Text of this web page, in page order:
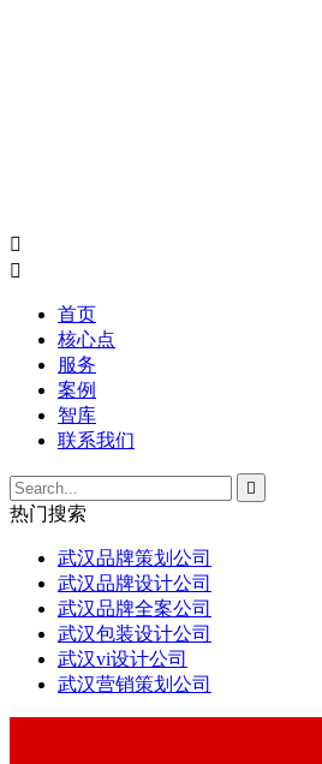


首页
核心点
服务
案例
智库
联系我们

热门搜索
武汉品牌策划公司
武汉品牌设计公司
武汉品牌全案公司
武汉包装设计公司
武汉vi设计公司
武汉营销策划公司